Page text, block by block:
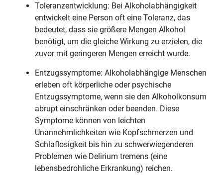
Toleranzentwicklung: Bei Alkoholabhängigkeit
entwickelt eine Person oft eine Toleranz, das
bedeutet, dass sie größere Mengen Alkohol
benötigt, um die gleiche Wirkung zu erzielen, die
zuvor mit geringeren Mengen erreicht wurde.
Entzugssymptome: Alkoholabhängige Menschen
erleben oft körperliche oder psychische
Entzugssymptome, wenn sie den Alkoholkonsum
abrupt einschränken oder beenden. Diese
Symptome können von leichten
Unannehmlichkeiten wie Kopfschmerzen und
Schlaflosigkeit bis hin zu schwerwiegenderen
Problemen wie Delirium tremens (eine
lebensbedrohliche Erkrankung) reichen.